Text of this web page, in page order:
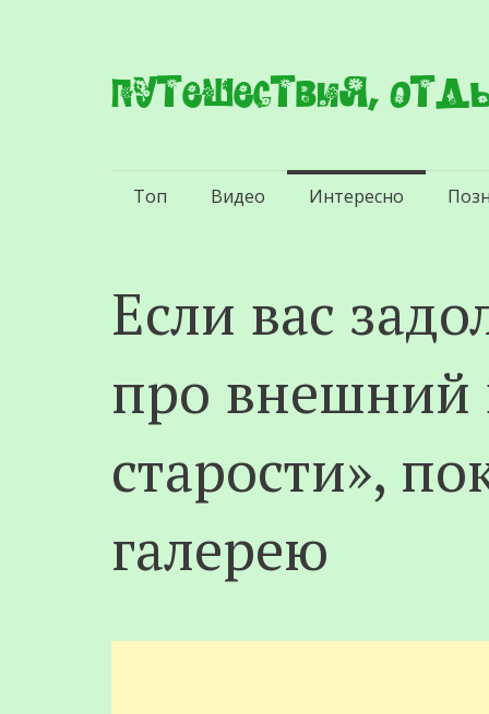
Путешествия,
Перейти
Топ Видео Интересно
Если вас
про внешний
старости»,
галерею